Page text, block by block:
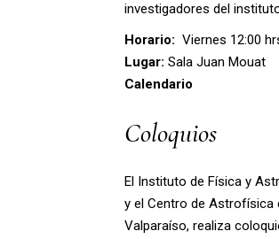
investigadores del
Horario: Viernes 12:00
Lugar: Sala Juan Mouat
Calendario
Coloquios
El Instituto de Física y
y el Centro de Astrofísica
Valparaíso, realiza